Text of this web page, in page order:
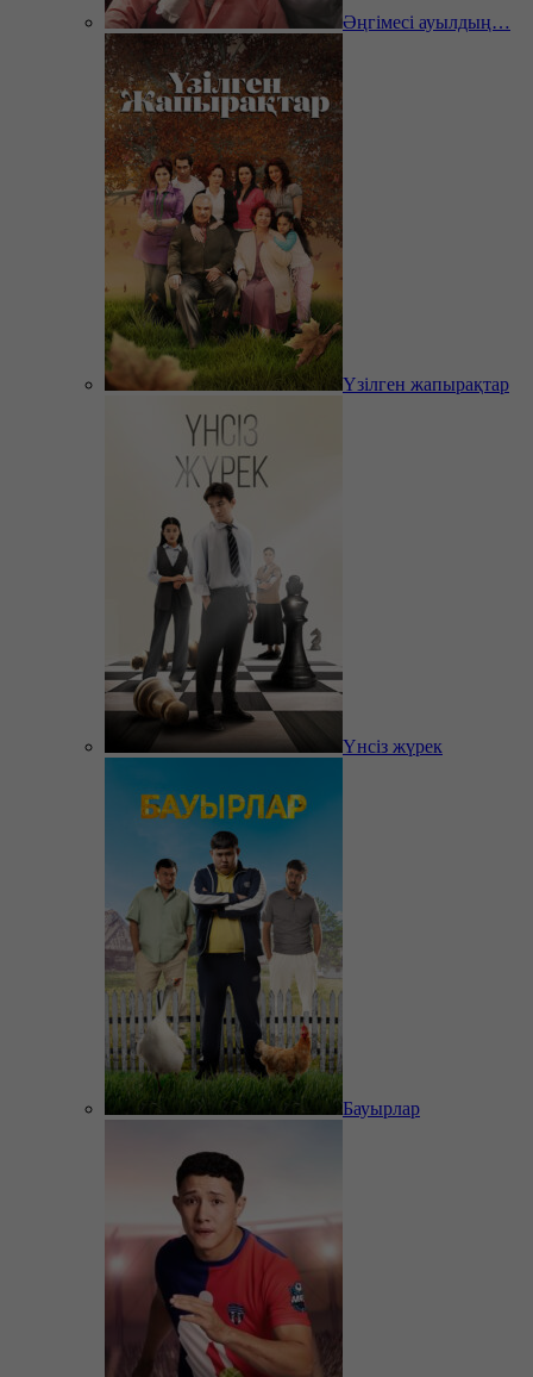
Әңгімесі ауылдың…
Үзілген жапырақтар
Үнсіз жүрек
Бауырлар